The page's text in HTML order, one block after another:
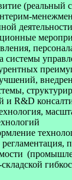
(реальный
и R&D